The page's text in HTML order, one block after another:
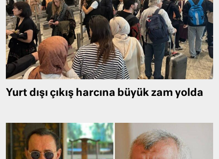
Yurt dışı çıkış harcına büyük zam yolda